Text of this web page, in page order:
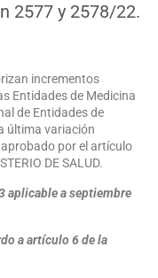
2577 y 2578/22.
incrementos
Entidades de Medicina
de Entidades de
última variación
por el artículo
DE SALUD.
aplicable a septiembre
a artículo 6 de la